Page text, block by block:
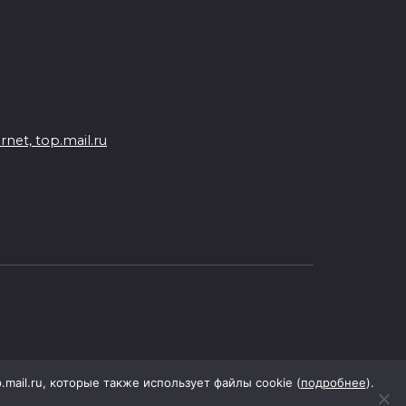
переносить жару
top.mail.ru
которые также использует файлы cookie (подробнее).